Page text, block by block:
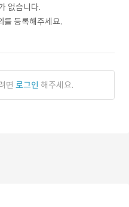
없습니다.
를 등록해주세요.
면 로그인 해주세요.